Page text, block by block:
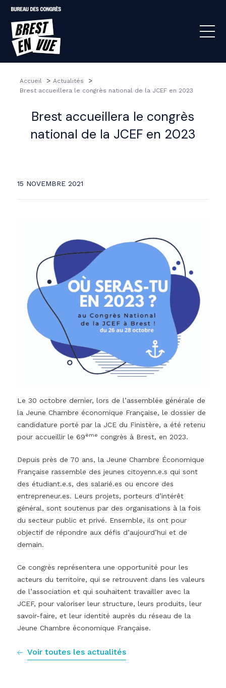
Accueil > Actualités >
Brest accueillera le congrès national de la JCEF en 2023
Brest accueillera le congrès
national de la JCEF en 2023
15 NOVEMBRE 2021
Le 30 octobre dernier, lors de l’assemblée générale de
la Jeune Chambre économique Française, le dossier de
candidature porté par la JCE du Finistère, a été retenu
pour accueillir le 69ème congrès à Brest, en 2023.
Depuis près de 70 ans, la Jeune Chambre Économique
Française rassemble des jeunes citoyenn.e.s qui sont
des étudiant.e.s, des salarié.es ou encore des
entrepreneur.es. Leurs projets, porteurs d’intérêt
général, sont soutenus par des organisations à la fois
du secteur public et privé. Ensemble, ils ont pour
objectif de répondre aux défis d’aujourd’hui et de
demain.
Ce congrès représentera une opportunité pour les
acteurs du territoire, qui se retrouvent dans les valeurs
de l’association et qui souhaitent travailler avec la
JCEF, pour valoriser leur structure, leurs produits, leur
savoir-faire, et leur identité auprès du réseau de la
Jeune Chambre économique Française.
Voir toutes les actualités